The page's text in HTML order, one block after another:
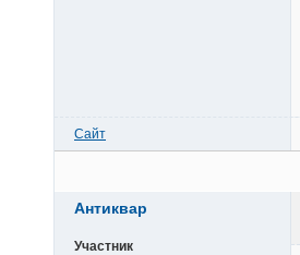
Сайт
Антиквар
Участник